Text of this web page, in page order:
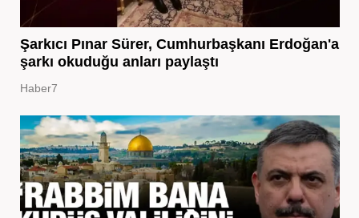
Şarkıcı Pınar Sürer, Cumhurbaşkanı Erdoğan'a
şarkı okuduğu anları paylaştı
Haber7